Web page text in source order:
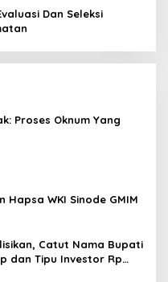
Dan Seleksi
Proses Oknum Yang
Hapsa WKI Sinode GMIM
Catut Nama Bupati
dan Tipu Investor Rp